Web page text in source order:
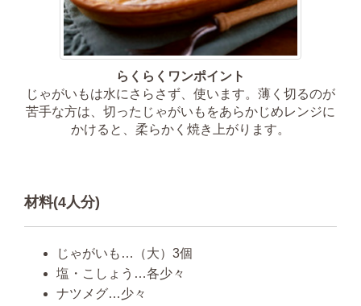
らくらくワンポイント
じゃがいもは水にさらさず、使います。薄く切るのが
苦手な方は、切ったじゃがいもをあらかじめレンジに
かけると、柔らかく焼き上がります。
材料(4人分)
じゃがいも…（大）3個
塩・こしょう…各少々
ナツメグ…少々